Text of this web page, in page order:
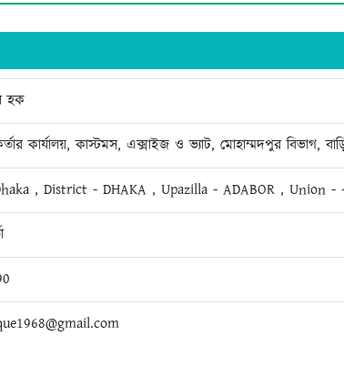
হক
কার্যালয়, কাস্টমস, এক্সাইজ ও ভ্যাট, মোহাম্মদপুর বিভাগ,
, District - DHAKA , Upazilla - ADABOR , Union -